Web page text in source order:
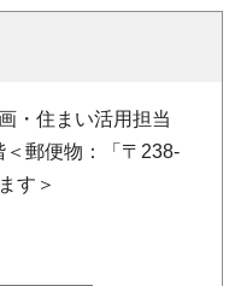
・住まい活用担当
郵便物：「〒238-
す＞